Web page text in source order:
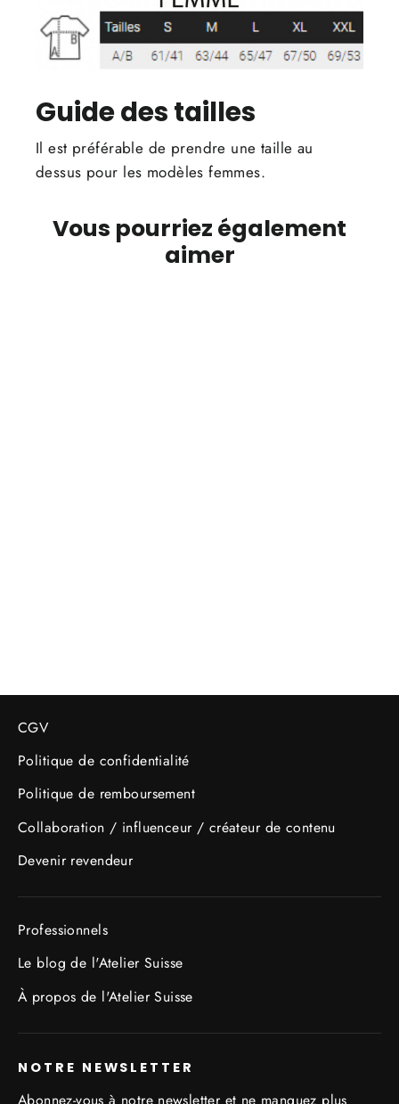
Guide des tailles
Il est préférable de prendre une taille au
dessus pour les modèles femmes.
Vous pourriez également
aimer
CGV
Politique de confidentialité
Politique de remboursement
Collaboration / influenceur / créateur de contenu
Devenir revendeur
Professionnels
Le blog de l'Atelier Suisse
À propos de l'Atelier Suisse
NOTRE NEWSLETTER
Abonnez-vous à notre newsletter et ne manquez plus